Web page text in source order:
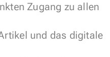
Zugang zu allen
und das digitale